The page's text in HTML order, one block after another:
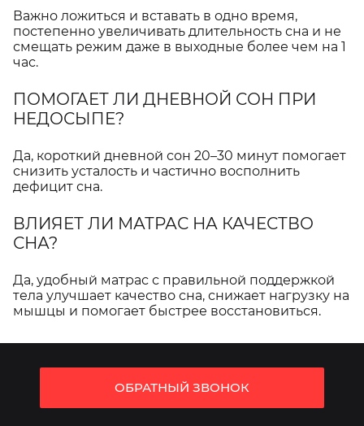
Важно ложиться и вставать в одно время,
постепенно увеличивать длительность сна и не
смещать режим даже в выходные более чем на 1
час.
ПОМОГАЕТ ЛИ ДНЕВНОЙ СОН ПРИ
НЕДОСЫПЕ?
Да, короткий дневной сон 20–30 минут помогает
снизить усталость и частично восполнить
дефицит сна.
ВЛИЯЕТ ЛИ МАТРАС НА КАЧЕСТВО
СНА?
Да, удобный матрас с правильной поддержкой
тела улучшает качество сна, снижает нагрузку на
мышцы и помогает быстрее восстановиться.
ОБРАТНЫЙ ЗВОНОК